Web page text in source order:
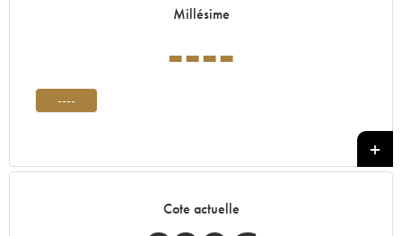
Millésime
----
----
Cote actuelle